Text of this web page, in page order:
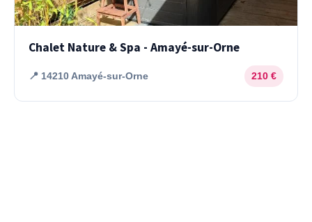
Chalet Nature & Spa - Amayé-sur-Orne
📍 14210 Amayé-sur-Orne 210 €